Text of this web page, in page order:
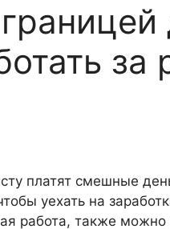
за
платят смешные
уехать на
работа, также можно